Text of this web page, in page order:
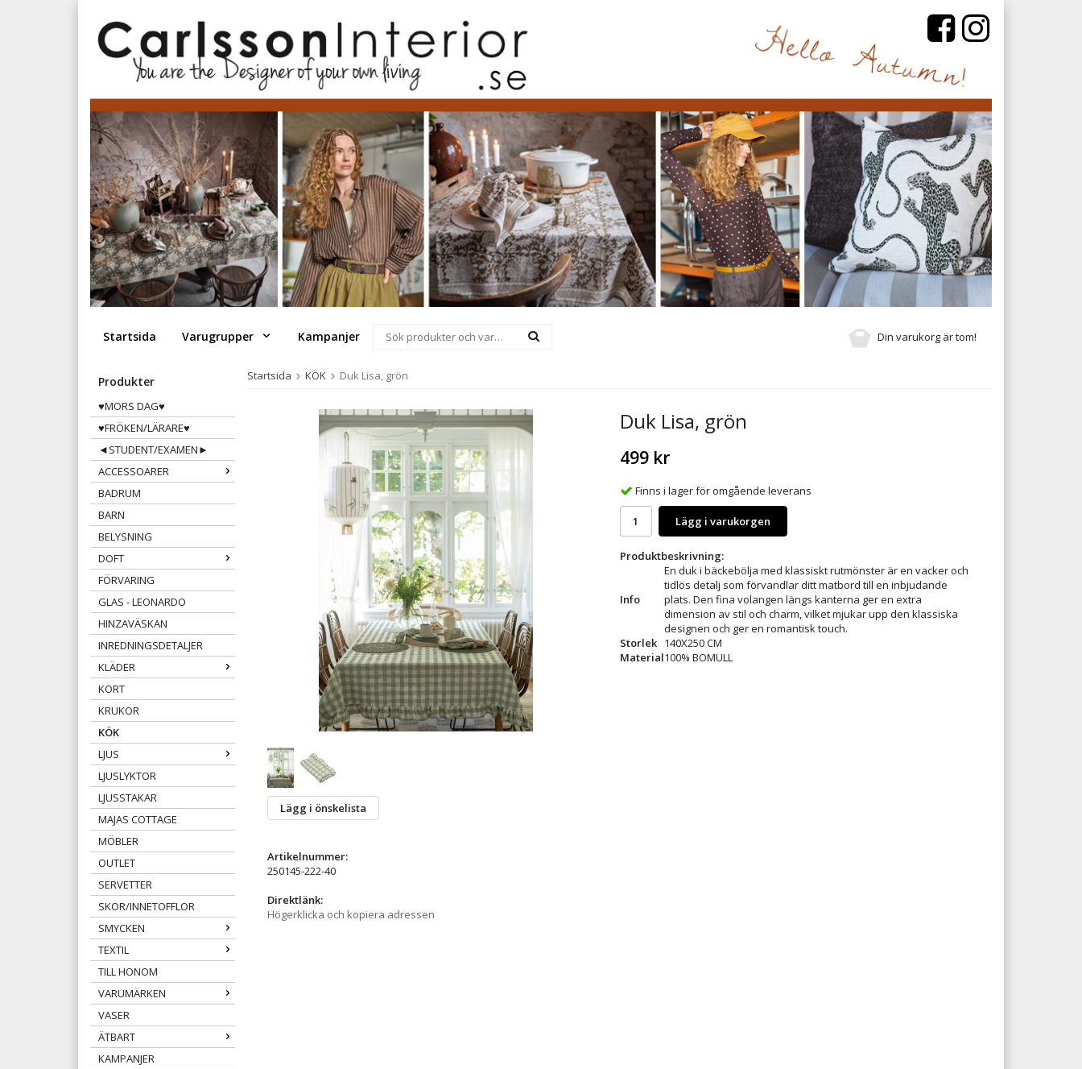
Startsida Varugrupper Kampanjer Din varukorg är tom!
Produkter
♥MORS DAG♥
♥FRÖKEN/LÄRARE♥
◄STUDENT/EXAMEN►
ACCESSOARER
BADRUM
BARN
BELYSNING
DOFT
FÖRVARING
GLAS - LEONARDO
HINZAVÄSKAN
INREDNINGSDETALJER
KLÄDER
KORT
KRUKOR
KÖK
LJUS
LJUSLYKTOR
LJUSSTAKAR
MAJAS COTTAGE
MÖBLER
OUTLET
SERVETTER
SKOR/INNETOFFLOR
SMYCKEN
TEXTIL
TILL HONOM
VARUMÄRKEN
VASER
ÄTBART
KAMPANJER
Startsida KÖK Duk Lisa, grön
Duk Lisa, grön
499 kr
Finns i lager för omgående leverans
Lägg i varukorgen
Produktbeskrivning:
Info
En duk i bäckebölja med klassiskt rutmönster är en vacker och
tidlös detalj som förvandlar ditt matbord till en inbjudande
plats. Den fina volangen längs kanterna ger en extra
dimension av stil och charm, vilket mjukar upp den klassiska
designen och ger en romantisk touch.
Storlek 140X250 CM
Material100% BOMULL
Lägg i önskelista
Artikelnummer:
250145-222-40
Direktlänk:
Högerklicka och kopiera adressen